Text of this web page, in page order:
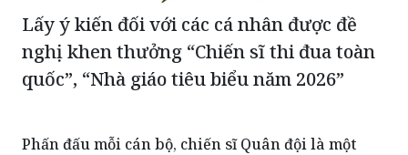
Lấy ý kiến đối với các cá nhân được đề
nghị khen thưởng “Chiến sĩ thi đua toàn
quốc”, “Nhà giáo tiêu biểu năm 2026”
Phấn đấu mỗi cán bộ, chiến sĩ Quân đội là một